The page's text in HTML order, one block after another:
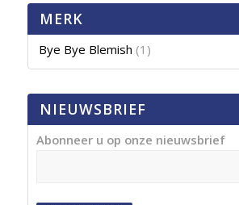
MERK
Bye Bye Blemish (1)
NIEUWSBRIEF
Abonneer u op onze nieuwsbrief